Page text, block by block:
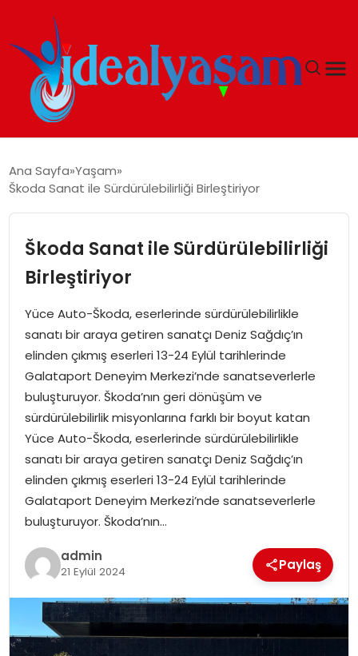
EKONOMI
İDEAL YAŞAM
İDEAL SPOR
YAŞAM
MAGAZIN
SAĞLIK
SOSYAL HABER
Ana Sayfa Yaşam
Škoda Sanat ile Sürdürülebilirliği Birleştiriyor
Škoda Sanat ile Sürdürülebilirliği
Birleştiriyor
Yüce Auto-Škoda, eserlerinde sürdürülebilirlikle
sanatı bir araya getiren sanatçı Deniz Sağdıç’ın
elinden çıkmış eserleri 13-24 Eylül tarihlerinde
Galataport Deneyim Merkezi’nde sanatseverlerle
buluşturuyor. Škoda’nın geri dönüşüm ve
sürdürülebilirlik misyonlarına farklı bir boyut katan
Yüce Auto-Škoda, eserlerinde sürdürülebilirlikle
sanatı bir araya getiren sanatçı Deniz Sağdıç’ın
elinden çıkmış eserleri 13-24 Eylül tarihlerinde
Galataport Deneyim Merkezi’nde sanatseverlerle
buluşturuyor. Škoda’nın…
admin
21 Eylül 2024 Paylaş